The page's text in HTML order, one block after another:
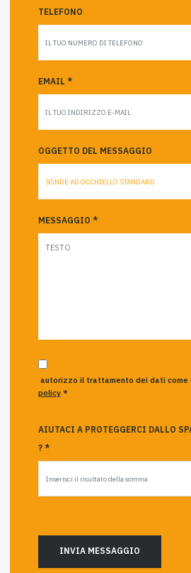
TELEFONO
EMAIL *
OGGETTO DEL MESSAGGIO
MESSAGGIO *
autorizzo il trattamento dei dati come
policy*
AIUTACI A PROTEGGERCI DALLO
? *
INVIA MESSAGGIO